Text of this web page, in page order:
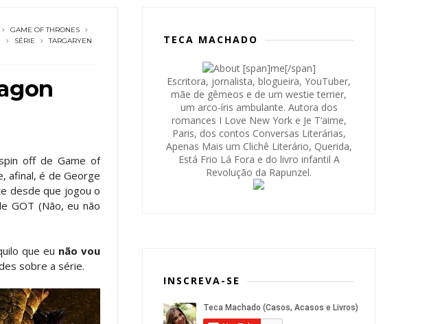
GAME OF THRONES
SÉRIE
TARGARYEN
off de Game of
afinal, é de George
desde que jogou o
GOT (Não, eu não
que eu não vou
sobre a série.
TECA MACHADO
Escritora, jornalista, blogueira, YouTuber,
mãe de gêmeos e de um westie terrier,
um arco-íris ambulante. Autora dos
romances I Love New York e Je T’aime,
Paris, dos contos Conversas Literárias,
Apenas Mais um Clichê Literário, Querida,
Está Frio Lá Fora e do livro infantil A
Revolução da Rapunzel.
INSCREVA-SE